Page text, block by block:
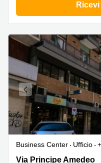
Business Center Ufficio
Via
Via Principe Amedeo